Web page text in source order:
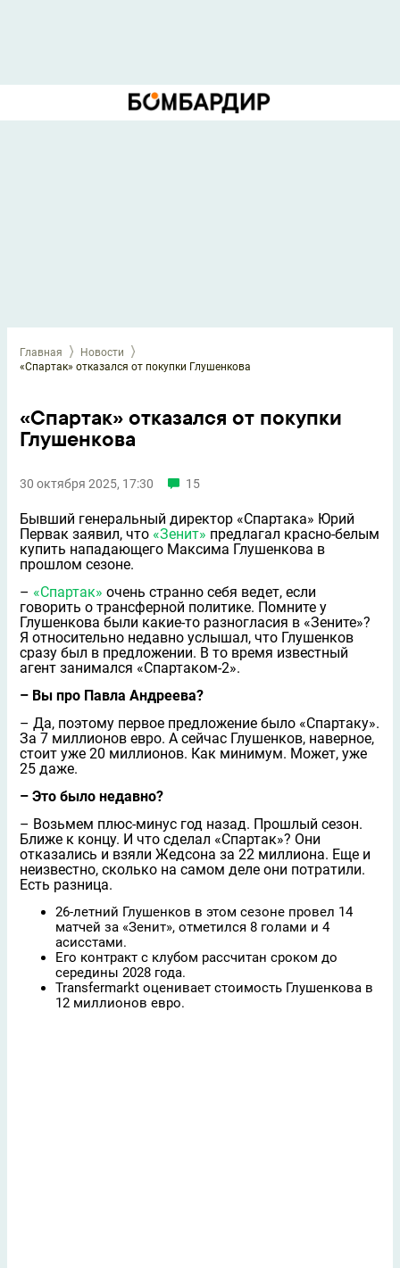
Главная
Новости
«Спартак» отказался от покупки Глушенкова
«Спартак» отказался от покупки
Глушенкова
30 октября 2025, 17:30 15
Бывший генеральный директор «Спартака» Юрий
Первак заявил, что «Зенит» предлагал красно-белым
купить нападающего Максима Глушенкова в
прошлом сезоне.
– «Спартак» очень странно себя ведeт, если
говорить о трансферной политике. Помните у
Глушенкова были какие-то разногласия в «Зените»?
Я относительно недавно услышал, что Глушенков
сразу был в предложении. В то время известный
агент занимался «Спартаком-2».
– Вы про Павла Андреева?
– Да, поэтому первое предложение было «Спартаку».
За 7 миллионов евро. А сейчас Глушенков, наверное,
стоит уже 20 миллионов. Как минимум. Может, уже
25 даже.
– Это было недавно?
– Возьмeм плюс-минус год назад. Прошлый сезон.
Ближе к концу. И что сделал «Спартак»? Они
отказались и взяли Жедсона за 22 миллиона. Ещe и
неизвестно, сколько на самом деле они потратили.
Есть разница.
26-летний Глушенков в этом сезоне провел 14
матчей за «Зенит», отметился 8 голами и 4
асисстами.
Его контракт с клубом рассчитан сроком до
середины 2028 года.
Transfermarkt оценивает стоимость Глушенкова в
12 миллионов евро.